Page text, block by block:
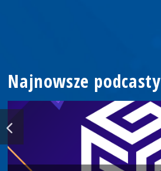
Najnowsze podcasty